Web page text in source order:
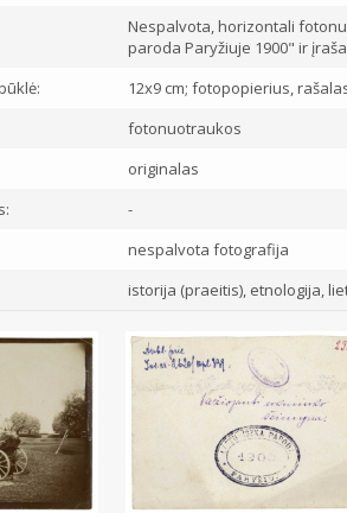
Nespalvota, horizontali
paroda Paryžiuje 1900" ir
12x9 cm; fotopopierius,
fotonuotraukos
originalas
-
nespalvota fotografija
istorija (praeitis), etnologija,